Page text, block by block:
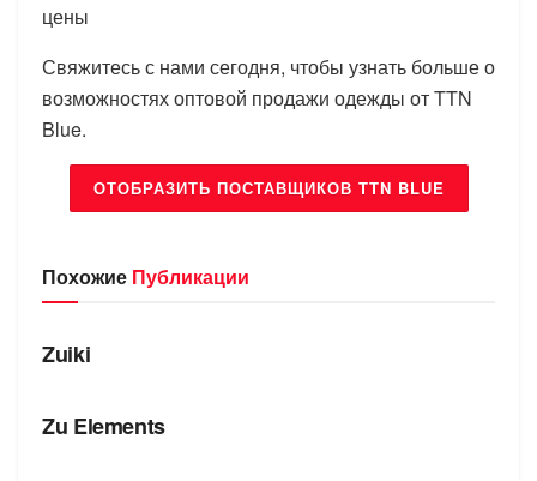
цены
Свяжитесь с нами сегодня, чтобы узнать больше о
возможностях оптовой продажи одежды от TTN
Blue.
ОТОБРАЗИТЬ ПОСТАВЩИКОВ TTN BLUE
Похожие Публикации
БРЕНДЫ
Zuiki
Zu Elements